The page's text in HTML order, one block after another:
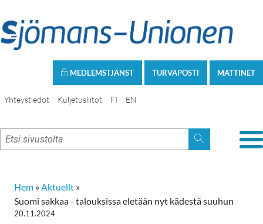
MATTINET
TURVAPOSTI
MEDLEMSTJÄNST
Yhteystiedot Kuljetusliitot FI EN
Hem »Aktuellt »
Suomi sakkaa - talouksissa eletään nyt kädestä suuhun
20.11.2024